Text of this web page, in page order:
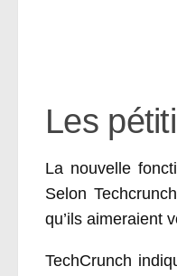
Les
La nouvelle
Selon
qu’ils aimeraient
TechCrunch